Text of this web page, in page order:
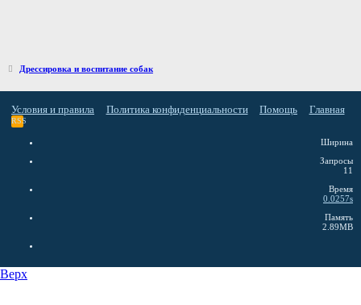
Дрессировка и воспитание собак
Условия и правила Политика конфиденциальности Помощь Главная
RSS
Ширина
Запросы
11
Время
0.0257s
Память
2.89MB
Верх